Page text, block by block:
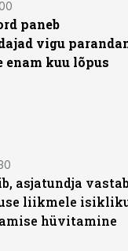
paneb
vigu
enam kuu lõpus
asjatundja
liikmele
hüvitamine